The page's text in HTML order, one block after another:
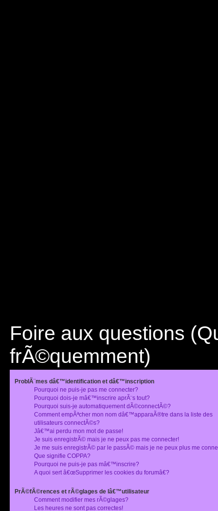
Foire aux questions
frÃ©quemment)
ProblÃ¨mes dâ€™identification et dâ€™inscription
Pourquoi ne puis-je pas me connecter?
Pourquoi dois-je mâ€™inscrire aprÃ¨s tout?
Pourquoi suis-je automatiquement dÃ©connectÃ©?
Comment empÃªcher mon nom dâ€™apparaÃ®tre dans la liste des
utilisateurs connectÃ©s?
Jâ€™ai perdu mon mot de passe!
Je suis enregistrÃ© mais je ne peux pas me connecter!
Je me suis enregistrÃ© par le passÃ© mais je ne peux plus me
Que signifie COPPA?
Pourquoi ne puis-je pas mâ€™inscrire?
A quoi sert â€œSupprimer les cookies du forumâ€?
PrÃ©fÃ©rences et rÃ©glages de lâ€™utilisateur
Comment modifier mes rÃ©glages?
Les heures ne sont pas correctes!